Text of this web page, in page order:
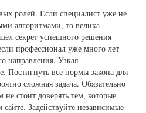
ролей. Если специалист уже не
алгоритмами, то велика
секрет успешного решения
профессионал уже много лет
направления. Узкая
Постигнуть все нормы закона для
сложная задача. Обязательно
стоит доверять тем, которые
Задействуйте независимые